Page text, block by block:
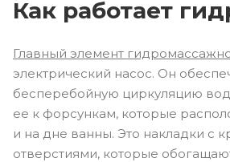
Как работает
Главный элемент
электрический насос. Он
бесперебойную циркуляцию
ее к форсункам, которые
и на дне ванны. Это накладки с
отверстиями, которые